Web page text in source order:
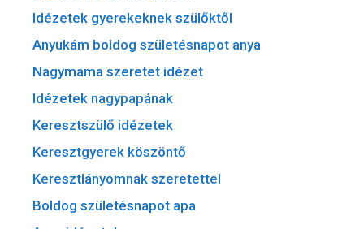
Idézetek gyerekeknek szülőktől
Anyukám boldog születésnapot anya
Nagymama szeretet idézet
Idézetek nagypapának
Keresztszülő idézetek
Keresztgyerek köszöntő
Keresztlányomnak szeretettel
Boldog születésnapot apa